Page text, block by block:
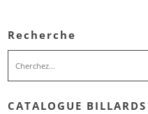
Recherche
CATALOGUE BILLARDS